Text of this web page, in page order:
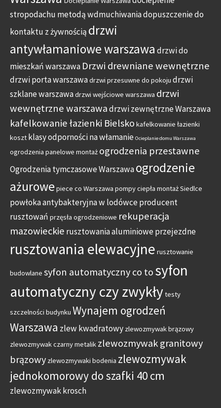
stropodachu metodą wdmuchiwaniadopuszczenie do
kontaktu z żywnością drzwi
antywłamaniowe warszawa drzwi do
mieszkań warszawa Drzwi drewniane wewnętrzne
drzwi porta warszawadrzwi przesuwne do pokoju drzwi
szklane warszawadrzwi wejściowe warszawa drzwi
wewnętrzne warszawadrzwi zewnętrzne Warszawa
kafelkowanie łazienki Bielsko kafelkowanie łazienki
koszt klasy odporności na włamanie Ocieplanie domu Warszawa
ogrodzenia panelowe montaż ogrodzenia przestawne
Ogrodzenia tymczasowe Warszawaogrodzenie
ażurowepiece co Warszawa pompy ciepła montaż Siedlce
powłoka antybakteryjna w lodówceproducent
rusztowań przęsła ogrodzeniowe rekuperacja
mazowieckie rusztowania aluminiowe przejezdne
rusztowania elewacyjne rusztowanie
budowlane syfon automatyczny co tosyfon
automatyczny czy zwykłytesty
szczelności budynku Wynajem ogrodzeń
Warszawa zlew kwadratowy zlewozmywak brązowy
zlewozmywak czarny metalik zlewozmywak granitowy
brązowy zlewozmywaki bodenia zlewozmywak
jednokomorowy do szafki 40 cm
zlewozmywak krosch